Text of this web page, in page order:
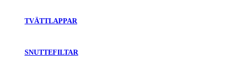
TVÄTTLAPPAR
SNUTTEFILTAR